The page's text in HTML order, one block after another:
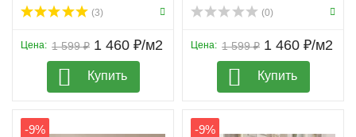
(3)
1 599 ₽
Цена: 1 460 ₽/м2
Купить
(0)
1 599 ₽
Цена: 1 460 ₽/м2
Купить
-9% -9%